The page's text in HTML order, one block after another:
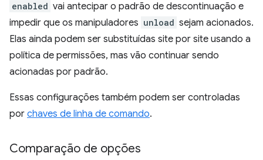
enabled vai antecipar o padrão de descontinuação e
impedir que os manipuladores unload sejam acionados.
Elas ainda podem ser substituídas site por site usando a
política de permissões, mas vão continuar sendo
acionadas por padrão.
Essas configurações também podem ser controladas
por chaves de linha de comando.
Comparação de opções